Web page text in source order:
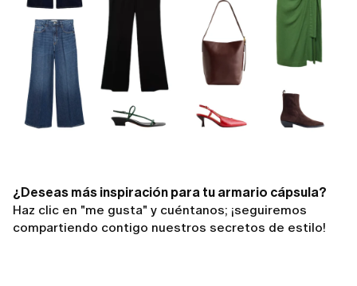
¿Deseas más inspiración para tu armario cápsula?
Haz clic en "me gusta" y cuéntanos; ¡seguiremos
compartiendo contigo nuestros secretos de estilo!